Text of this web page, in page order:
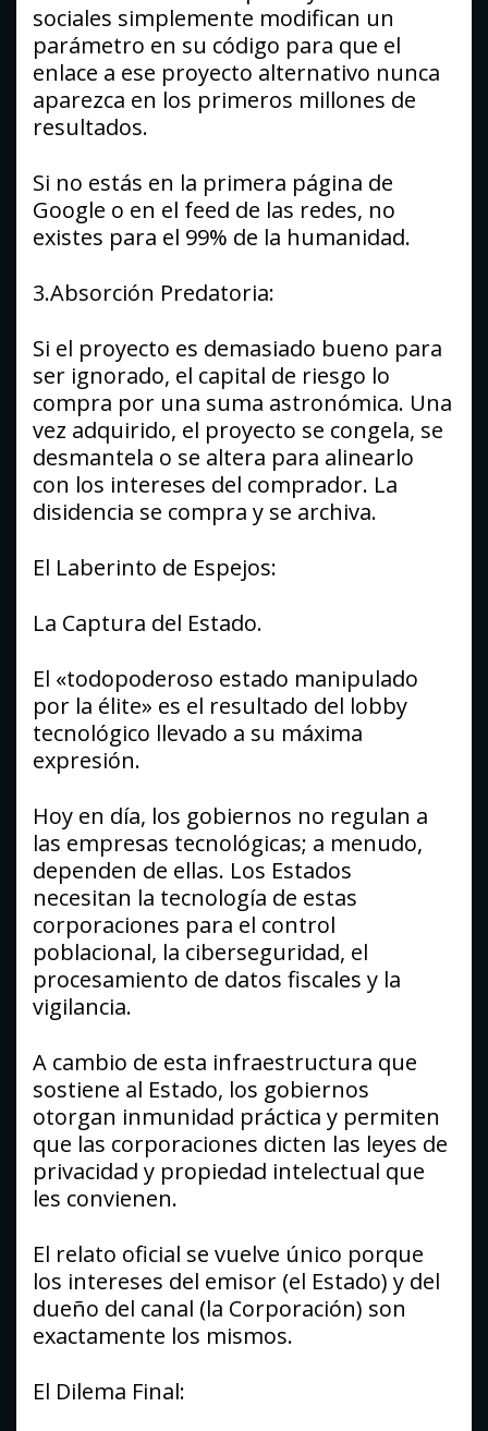
sociales simplemente modifican un
parámetro en su código para que el
enlace a ese proyecto alternativo nunca
aparezca en los primeros millones de
resultados.
Si no estás en la primera página de
Google o en el feed de las redes, no
existes para el 99% de la humanidad.
3.Absorción Predatoria:
Si el proyecto es demasiado bueno para
ser ignorado, el capital de riesgo lo
compra por una suma astronómica. Una
vez adquirido, el proyecto se congela, se
desmantela o se altera para alinearlo
con los intereses del comprador. La
disidencia se compra y se archiva.
El Laberinto de Espejos:
La Captura del Estado.
El «todopoderoso estado manipulado
por la élite» es el resultado del lobby
tecnológico llevado a su máxima
expresión.
Hoy en día, los gobiernos no regulan a
las empresas tecnológicas; a menudo,
dependen de ellas. Los Estados
necesitan la tecnología de estas
corporaciones para el control
poblacional, la ciberseguridad, el
procesamiento de datos fiscales y la
vigilancia.
A cambio de esta infraestructura que
sostiene al Estado, los gobiernos
otorgan inmunidad práctica y permiten
que las corporaciones dicten las leyes de
privacidad y propiedad intelectual que
les convienen.
El relato oficial se vuelve único porque
los intereses del emisor (el Estado) y del
dueño del canal (la Corporación) son
exactamente los mismos.
El Dilema Final: